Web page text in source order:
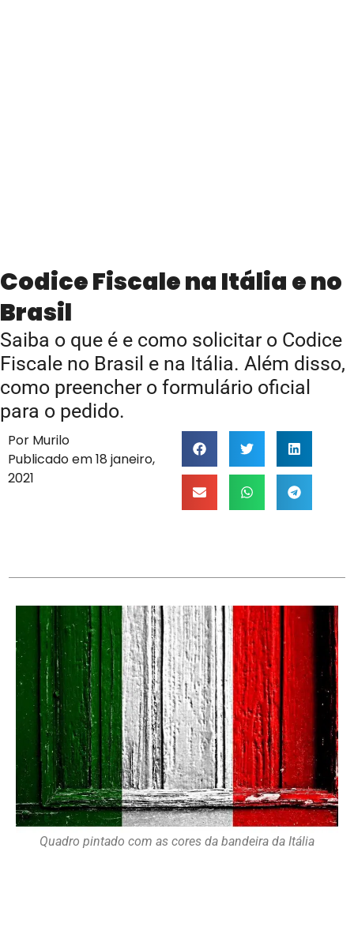
Codice Fiscale na Itália e no
Brasil
Saiba o que é e como solicitar o Codice
Fiscale no Brasil e na Itália. Além disso,
como preencher o formulário oficial
para o pedido.
Por Murilo
Publicado em18 janeiro,
2021
Quadro pintado com as cores da bandeira da Itália